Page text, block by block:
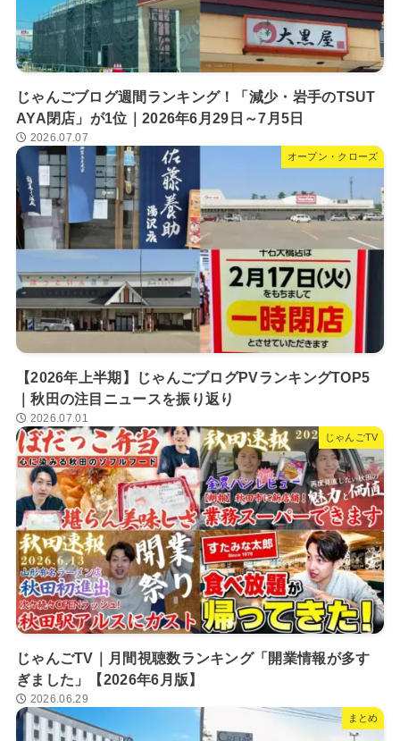
じゃんごブログ週間ランキング！「減少・岩手のTSUT
AYA閉店」が1位｜2026年6月29日～7月5日
2026.07.07
オープン・クローズ
【2026年上半期】じゃんごブログPVランキングTOP5
｜秋田の注目ニュースを振り返り
2026.07.01
じゃんごTV
じゃんごTV｜月間視聴数ランキング「開業情報が多す
ぎました」【2026年6月版】
2026.06.29
まとめ